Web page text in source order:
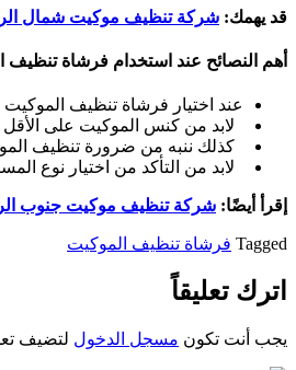
قد يهمك: شركة تنظيف موكيت شمال
أهم النصائح عند استخدام فرشاة تنظيف
عند اختيار فرشاة تنظيف
لابد من كنس الموكيت على الأقل
كذلك ننبه من ضرورة تنظيف
لابد من التأكد من اختيار نوع
إقرأ أيضًا: شركة تنظيف موكيت جنوب
Tagged فرشاة تنظيف الموكيت
اترك تعليقاً
يجب أنت تكون مسجل الدخول لتضيف